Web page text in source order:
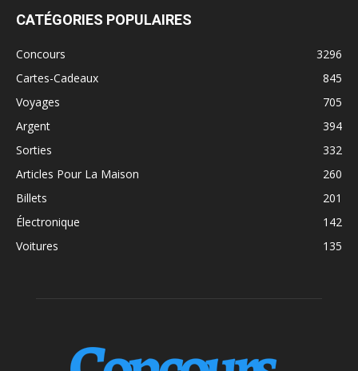
CATÉGORIES POPULAIRES
Concours
3296
Cartes-Cadeaux
845
Voyages
705
Argent
394
Sorties
332
Articles Pour La Maison
260
Billets
201
Électronique
142
Voitures
135